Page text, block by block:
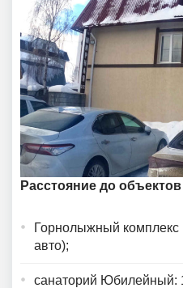
Расстояние до
Горнолыжный
авто);
санаторий Юбилейный: